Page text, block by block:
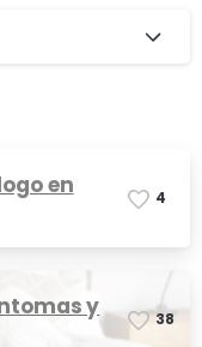
en
4
y
38